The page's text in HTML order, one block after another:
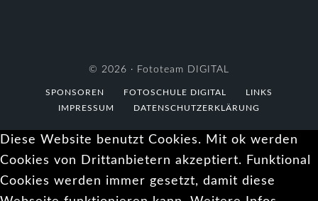
© 2026 · Fototeam DIGITAL
SPONSOREN FOTOSCHULE DIGITAL
LINKS
IMPRESSUM
DATENSCHUTZERKLÄRUNG
Diese Website benutzt Cookies. Mit ok werden
Cookies von Drittanbietern akzeptiert. Funktional
Cookies werden immer gesetzt, damit diese